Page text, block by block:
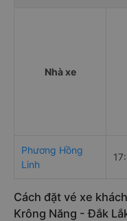
Nhà xe
Phương Hồng
Linh
Cách đặt vé xe
Krông Năng - Đắk